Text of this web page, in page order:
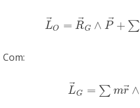
L⃗
O = R⃗
G ∧ P⃗ + ∑
L→ O= R→G ∧P→ +∑ m r
Com:
LG = ∑ mr ⃗∧
L→ G=∑mr →∧ (ω